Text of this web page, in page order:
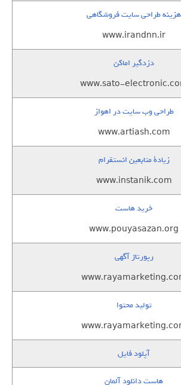
هزینه طراحی سایت فروشگاهی
www.irandnn.ir
دزدگیر اماکن
www.sato-
طراحی وب سایت در اهواز
www.artiash.com
زيادة متابعين انستقرام
www.instanik.com
خرید هاست
www.pouyasazan.org
رپورتاژ آگهی
تولید محتوا
آپلود فایل
هاست دانلود آلمان